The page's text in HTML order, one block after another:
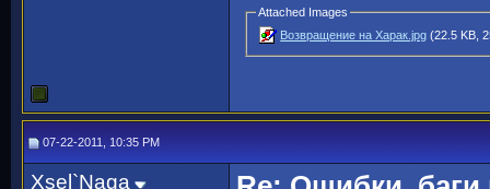
Attached Images
Возвращение на Харак.jpg (22.5 KB,
07-22-2011, 10:35 PM
Xsel`Naga